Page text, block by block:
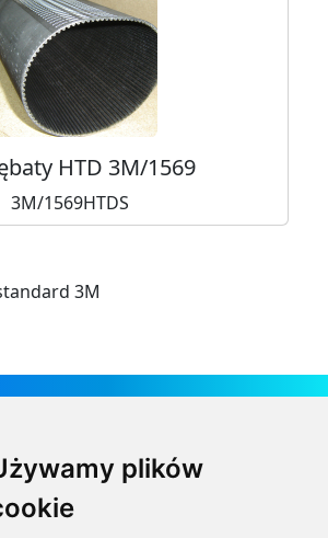
plików
HTD 3M/1569
3M/1569HTDS
3M
że informacje zamieszczone na
https://informator-
nie stanowią oferty